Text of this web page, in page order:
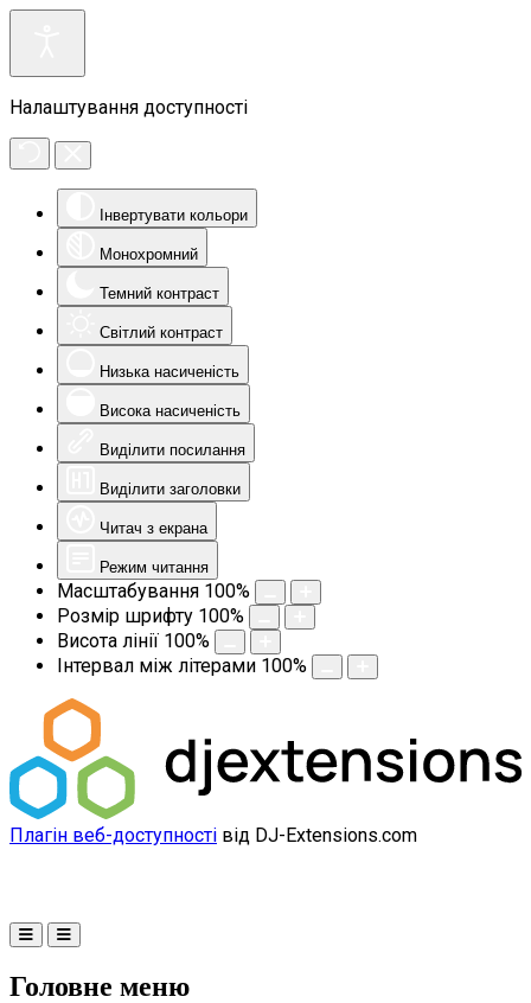
Налаштування доступності
Інвертувати кольори
Монохромний
Темний контраст
Світлий контраст
Низька насиченість
Висока насиченість
Виділити посилання
Виділити заголовки
Читач з екрана
Режим читання
Масштабування 100%
Розмір шрифту 100%
Висота лінії 100%
Інтервал між літерами 100%
Плагін веб-доступності від DJ-Extensions.com
Головне меню